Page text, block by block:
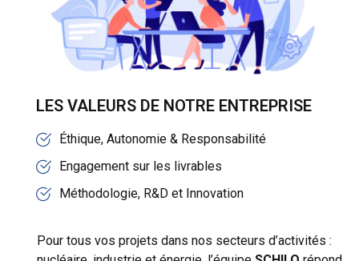
LES VALEURS DE NOTRE ENTREPRISE
Éthique, Autonomie & Responsabilité
Engagement sur les livrables
Méthodologie, R&D et Innovation
Pour tous vos projets dans nos secteurs d’activités :